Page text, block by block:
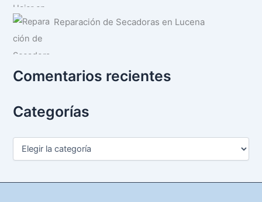
Reparación de Secadoras en Lucena
Comentarios recientes
Categorías
C